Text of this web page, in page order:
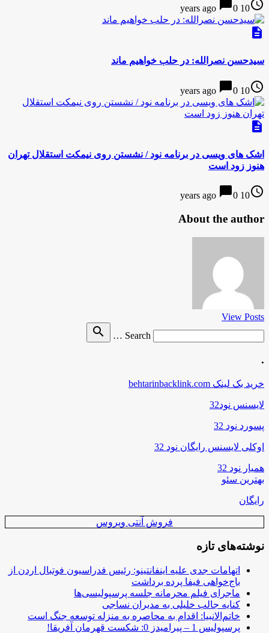
access_time
10 years ago
chat_bubble0
description
سیدحسن نصرالله: در حلب خواهیم ماند
access_time
10 years ago
chat_bubble0
description
اشک های ویسی در برنامه نود / نشستن روی نیمکت استقلال تهران
هنوز زود است
access_time
10 years ago
chat_bubble0
About the author
View Posts
Search …
search
.
خرید بک لینک behtarinbacklink.com
لایسنس نود32
پسورد نود 32
اوکلی لایسنس رایگان نود 32
همیار نود 32
بهترین سئو
رایگان
فروش آنتی ویروس
نوشته‌های تازه
اتهامات جدی علیه اینفانتینو: رئیس فدراسیون فوتبال اردن از
باج‌خواهی فیفا پرده برداشت
ماجرای فیلم محرمانه جلسه پرسپولیسی‌ها
کنایه جالب خلیلی به مدیران نساجی
خاتم‌الانبیا: اقدام به محاصره به منزله توسعه جنگ است
پرسپولیس 1 – پیرامیدز 0: شکست قهرمان آفریقا!